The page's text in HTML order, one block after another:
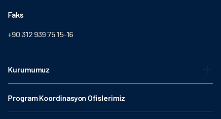
Faks
+90 312 939 75 15-16
Kurumumuz
Program Koordinasyon Ofislerimiz